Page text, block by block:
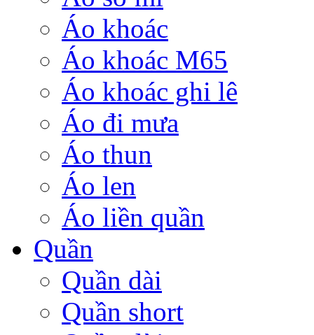
Áo khoác
Áo khoác M65
Áo khoác ghi lê
Áo đi mưa
Áo thun
Áo len
Áo liền quần
Quần
Quần dài
Quần short